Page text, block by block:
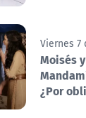
Viernes 7
Moisés
¿Por